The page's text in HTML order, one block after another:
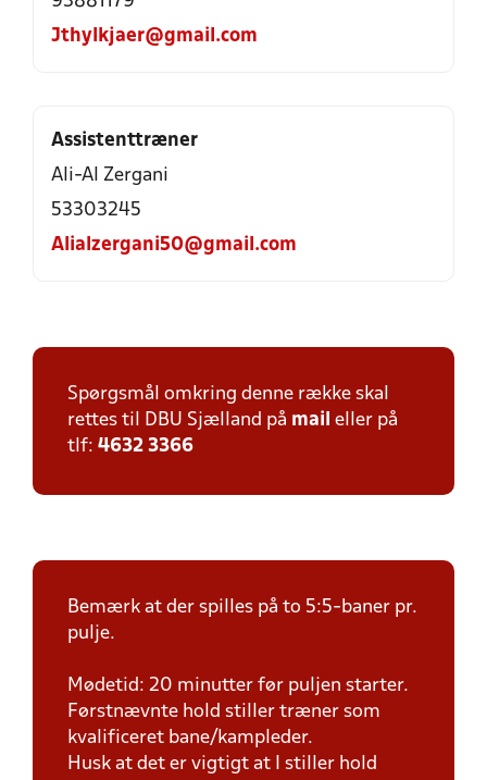
Jthylkjaer@gmail.com
Assistenttræner
Ali-Al Zergani
53303245
Alialzergani50@gmail.com
Spørgsmål omkring denne række skal
rettes til DBU Sjælland på mail eller på
tlf: 4632 3366
Bemærk at der spilles på to 5:5-baner pr.
pulje.
Mødetid: 20 minutter før puljen starter.
Førstnævnte hold stiller træner som
kvalificeret bane/kampleder.
Husk at det er vigtigt at I stiller hold